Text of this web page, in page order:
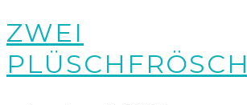
Springe
zum
Inhalt
ZWEI